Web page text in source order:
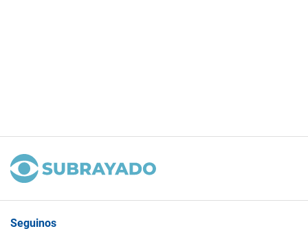
Seguinos